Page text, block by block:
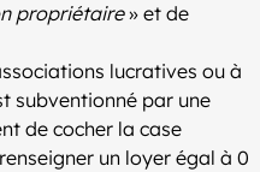
propriétaire» et de
lucratives ou à
subventionné par une
de cocher la case
un loyer égal à 0